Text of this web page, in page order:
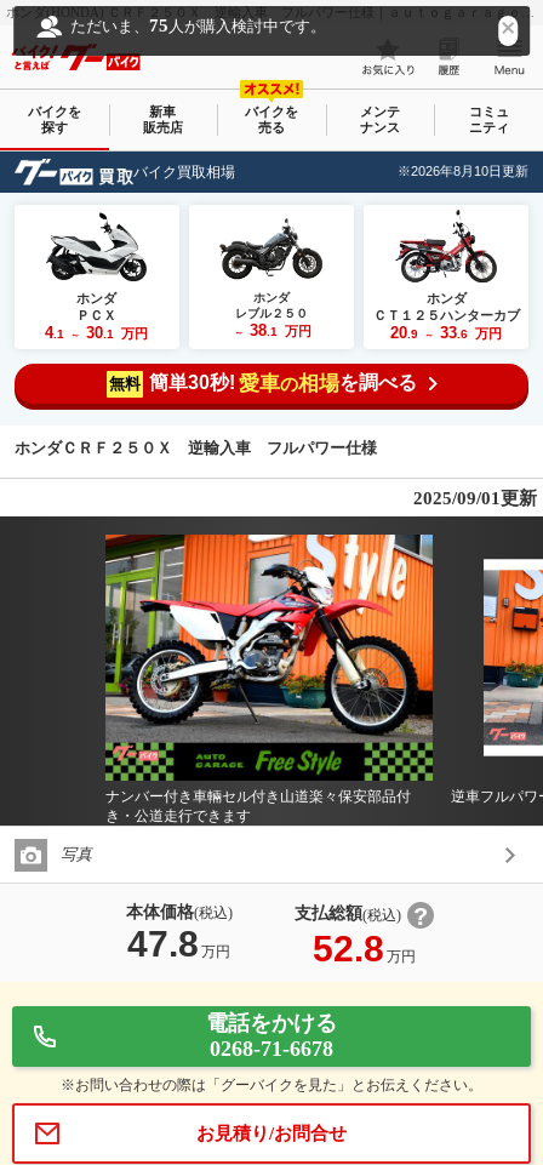
ホンダ(HONDA) ＣＲＦ２５０Ｘ 逆輸入車 フルパワー仕様｜ａｕｔｏｇａｒａｇｅ ＦｒｅｅＳｔｙｌｅ オートガレージ フリースタイル｜新車・中古バイクなら【グーバイク(GooBike)】
ただいま、75 人が購入検討中です。
バイクを
探す
新車
販売店
バイクを
売る
メンテ
ナンス
コミュ
ニティ
バイク買取相場 ※2026年8月10日更新
ホンダ
ＰＣＸ
4.1 ～ 30 .1 万円
ホンダ
レブル２５０
～ 38.1 万円
ホンダ
ＣＴ１２５ハンターカブ
20 .9 ～ 33 .6 万円
無料 簡単30秒! 愛車の相場を調べる
ホンダＣＲＦ２５０Ｘ 逆輸入車 フルパワー仕様
2025/09/01更新
ナンバー付き車輛セル付き山道楽々保安部品付
き・公道走行できます
逆車フルパワ
写真
本体価格(税込)
47.8 万円
支払総額(税込)
52.8 万円
電話をかける
0268-71-6678
※お問い合わせの際は「グーバイクを見た」とお伝えください。
お見積り/お問合せ